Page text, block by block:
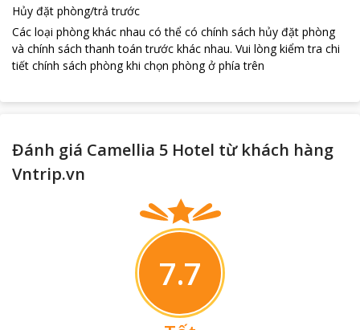
Hủy đặt phòng/trả trước
Các loại phòng khác nhau có thể có chính sách hủy đặt phòng
và chính sách thanh toán trước khác nhau. Vui lòng kiểm tra chi
tiết chính sách phòng khi chọn phòng ở phía trên
Đánh giá Camellia 5 Hotel từ khách hàng
Vntrip.vn
7.7